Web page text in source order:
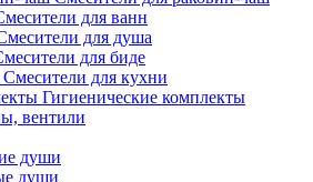
для ванн
для душа
для биде
Смесители для кухни
Гигиенические комплекты
вентили
души
души